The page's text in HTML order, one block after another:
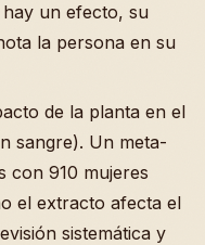
un efecto, su
la persona en su
de la planta en el
sangre). Un meta-
con 910 mujeres
el extracto afecta el
sistemática y